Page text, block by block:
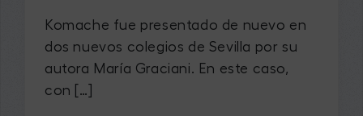
Komache fue presentado de nuevo en
dos nuevos colegios de Sevilla por su
autora María Graciani. En este caso,
con […]